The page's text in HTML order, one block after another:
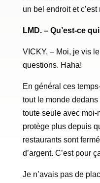
un bel endroit et c’est
LMD. – Qu’est-ce
VICKY. – Moi, je vis
questions. Haha!
En général ces
tout le monde
toute seule avec moi-
protège plus depuis
restaurants sont
d’argent. C’est pour
Je n’avais pas de